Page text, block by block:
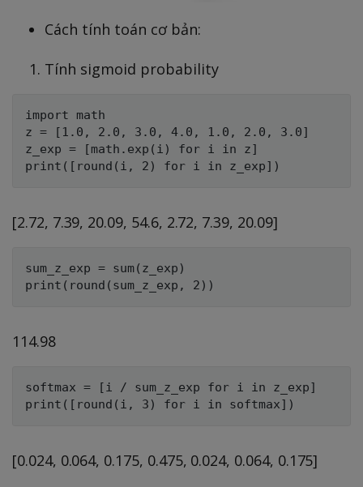
Cách tính toán cơ bản:
Tính sigmoid probability
import math
z = [1.0, 2.0, 3.0, 4.0, 1.0, 2.0, 3.0]
z_exp = [math.exp(i) for i in z]
[2.72, 7.39, 20.09, 54.6, 2.72, 7.39, 20.09]
sum_z_exp = sum(z_exp)
114.98
softmax = [i / sum_z_exp for i in z_exp]
[0.024, 0.064, 0.175, 0.475, 0.024, 0.064, 0.175]